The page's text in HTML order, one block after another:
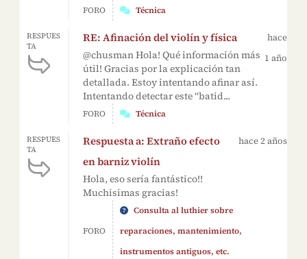
FORO Técnica
RESPUES
TA
RE: Afinación del violín y física
@chusman Hola! Qué información más
útil! Gracias por la explicación tan
detallada. Estoy intentando afinar así.
Intentando detectar este “batid...
hace
1 año
FORO Técnica
RESPUES
TA
Respuesta a: Extraño efecto
en barniz violín
Hola, eso sería fantástico!!
Muchisimas gracias!
hace 2 años
FORO
Consulta al luthier sobre
reparaciones, mantenimiento,
instrumentos antiguos, etc.